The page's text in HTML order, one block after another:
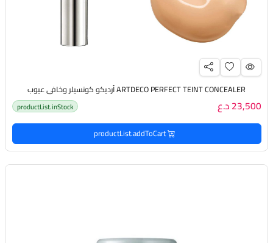
ARTDECO PERFECT TEINT CONCEALER أرديكو كونسيلر وخافي عيوب
23,500 د.ع productList.inStock
productList.addToCart